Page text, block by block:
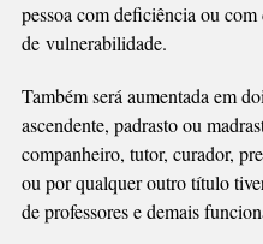
pessoa com deficiência ou
de vulnerabilidade.
Também será aumentada em
ascendente, padrasto ou
companheiro, tutor, curador,
ou por qualquer outro título
de professores e demais